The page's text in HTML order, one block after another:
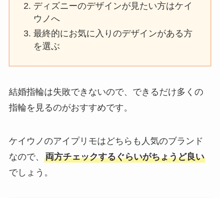
ディズニーのデザインが見たい方はケイ
ウノへ
最終的にお気に入りのデザインがある方
を選ぶ
結婚指輪は失敗できないので、できるだけ多くの
指輪を見るのがおすすめです。
ケイウノのアイプリモはどちらも人気のブランド
なので、 両方チェックするぐらいがちょうど良い
でしょう。